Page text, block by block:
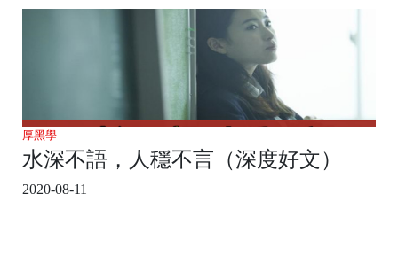
厚黑學
水深不語，人穩不言（深度好文）
2020-08-11